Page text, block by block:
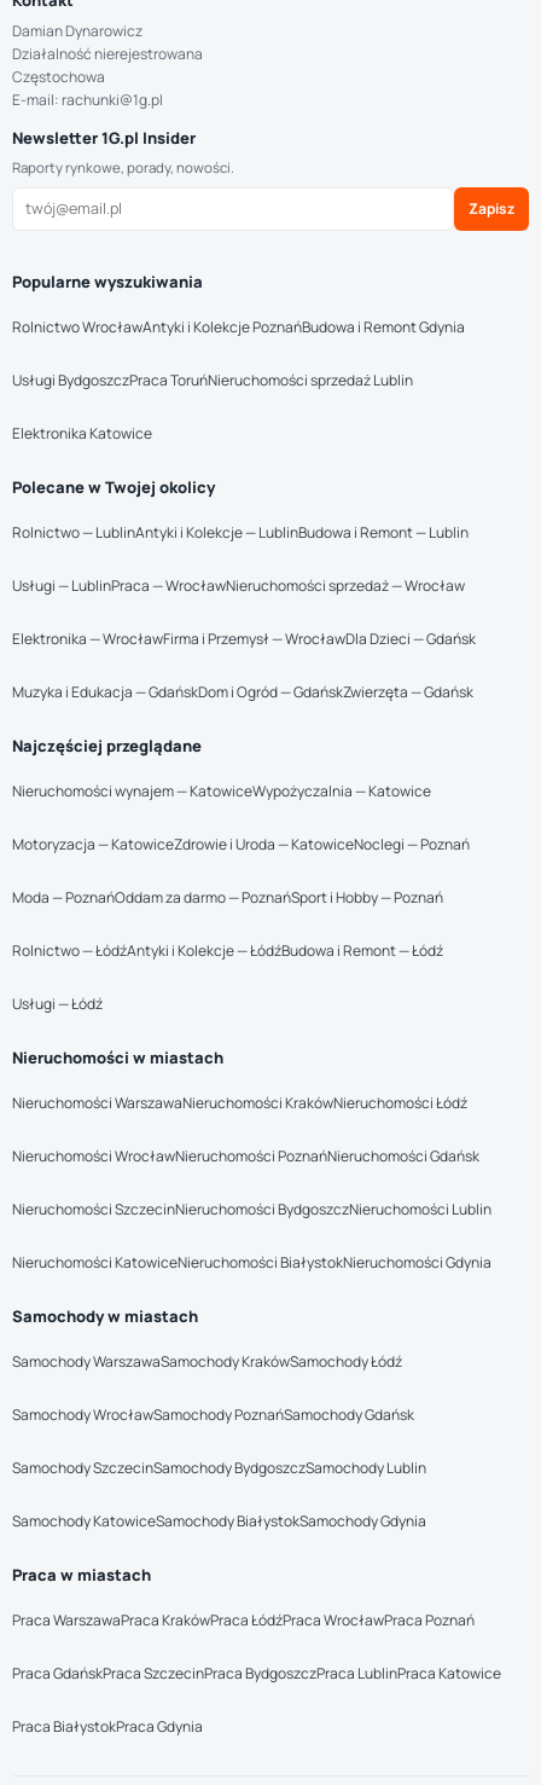
Damian Dynarowicz
Działalność nierejestrowana
Częstochowa
E-mail: rachunki@1g.pl
Newsletter 1G.pl Insider
Raporty rynkowe, porady, nowości.
Zapisz
Popularne wyszukiwania
Rolnictwo WrocławAntyki i Kolekcje PoznańBudowa i Remont Gdynia
Usługi BydgoszczPraca ToruńNieruchomości sprzedaż Lublin
Elektronika Katowice
Polecane w Twojej okolicy
Rolnictwo — LublinAntyki i Kolekcje — LublinBudowa i Remont — Lublin
Usługi — LublinPraca — WrocławNieruchomości sprzedaż — Wrocław
Elektronika — WrocławFirma i Przemysł — WrocławDla Dzieci — Gdańsk
Muzyka i Edukacja — GdańskDom i Ogród — GdańskZwierzęta — Gdańsk
Najczęściej przeglądane
Nieruchomości wynajem — KatowiceWypożyczalnia — Katowice
Motoryzacja — KatowiceZdrowie i Uroda — KatowiceNoclegi — Poznań
Moda — PoznańOddam za darmo — PoznańSport i Hobby — Poznań
Rolnictwo — ŁódźAntyki i Kolekcje — ŁódźBudowa i Remont — Łódź
Usługi — Łódź
Nieruchomości w miastach
Nieruchomości WarszawaNieruchomości KrakówNieruchomości Łódź
Nieruchomości WrocławNieruchomości PoznańNieruchomości Gdańsk
Nieruchomości SzczecinNieruchomości BydgoszczNieruchomości Lublin
Nieruchomości KatowiceNieruchomości BiałystokNieruchomości Gdynia
Samochody w miastach
Samochody WarszawaSamochody KrakówSamochody Łódź
Samochody WrocławSamochody PoznańSamochody Gdańsk
Samochody SzczecinSamochody BydgoszczSamochody Lublin
Samochody KatowiceSamochody BiałystokSamochody Gdynia
Praca w miastach
Praca WarszawaPraca KrakówPraca ŁódźPraca WrocławPraca Poznań
Praca GdańskPraca SzczecinPraca BydgoszczPraca LublinPraca Katowice
Praca BiałystokPraca Gdynia